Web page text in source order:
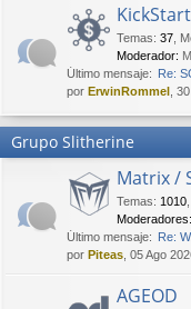
Temas: 37
Moderador:
Último mensaje: Re:
por ErwinRommel ,
Grupo Slitherine
Matrix /
Temas: 1010
Moderadores:
Último mensaje: Re:
por Piteas , 05 Ago
AGEOD